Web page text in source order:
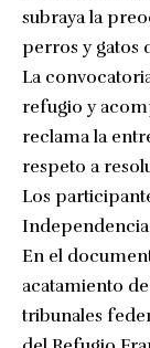
subraya la
perros y gatos
La
refugio y
reclama la
respeto a
Los
En el
acatamiento
tribunales